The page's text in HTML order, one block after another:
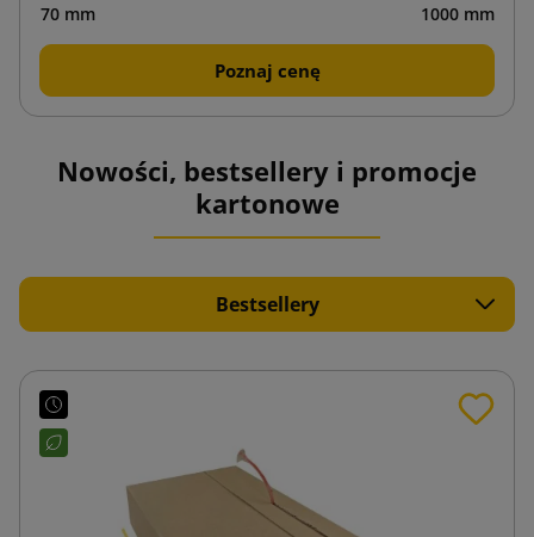
70 mm 1000 mm
Poznaj cenę
Nowości, bestsellery i promocje
kartonowe
Bestsellery